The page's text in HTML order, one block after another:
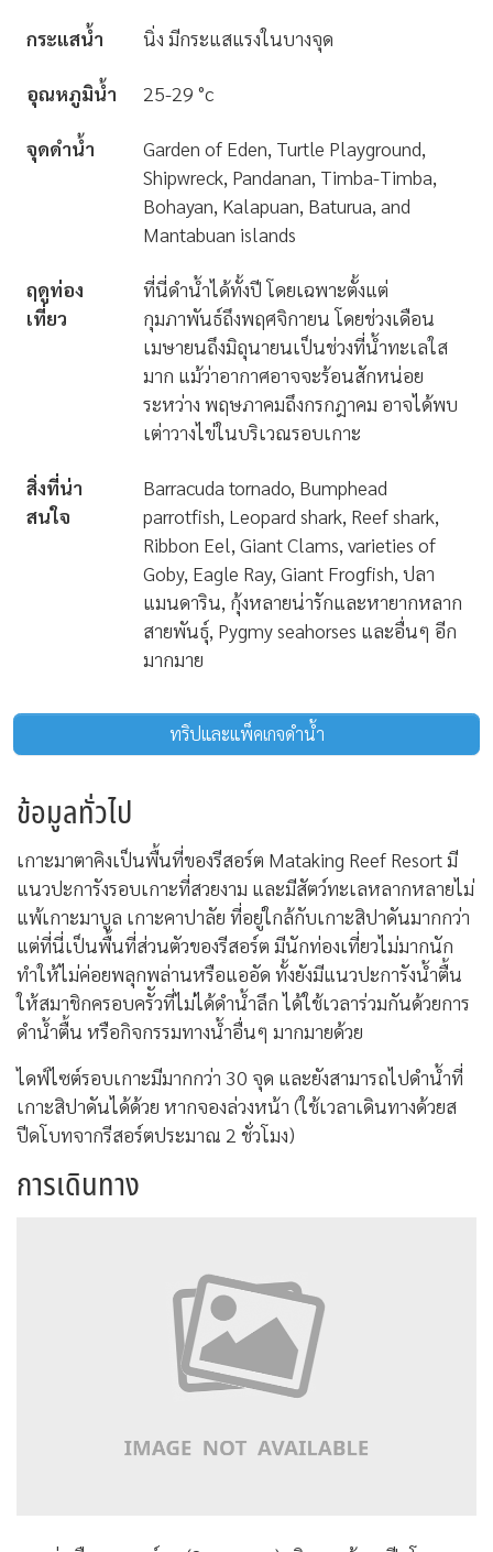
กระแสน้ำ นิ่ง มีกระแสแรงในบางจุด
อุณหภูมิน้ำ 25-29 °c
จุดดำน้ำ
Garden of Eden, Turtle Playground,
Shipwreck, Pandanan, Timba-Timba,
Bohayan, Kalapuan, Baturua, and
Mantabuan islands
ฤดูท่อง
เที่ยว
ที่นี่ดำน้ำได้ทั้งปี โดยเฉพาะตั้งแต่
กุมภาพันธ์ถึงพฤศจิกายน โดยช่วงเดือน
เมษายนถึงมิถุนายนเป็นช่วงที่น้ำทะเลใส
มาก แม้ว่าอากาศอาจจะร้อนสักหน่อย
ระหว่าง พฤษภาคมถึงกรกฎาคม อาจได้พบ
เต่าวางไข่ในบริเวณรอบเกาะ
สิ่งที่น่า
สนใจ
Barracuda tornado, Bumphead
parrotfish, Leopard shark, Reef shark,
Ribbon Eel, Giant Clams, varieties of
Goby, Eagle Ray, Giant Frogfish, ปลา
แมนดาริน, กุ้งหลายน่ารักและหายากหลาก
สายพันธุ์, Pygmy seahorses และอื่นๆ อีก
มากมาย
ทริปและแพ็คเกจดำน้ำ
ข้อมูลทั่วไป
เกาะมาตาคิงเป็นพื้นที่ของรีสอร์ต Mataking Reef Resort มี
แนวปะการังรอบเกาะที่สวยงาม และมีสัตว์ทะเลหลากหลายไม่
แพ้เกาะมาบูล เกาะคาปาลัย ที่อยู่ใกล้กับเกาะสิปาดันมากกว่า
แต่ที่นี่เป็นพื้นที่ส่วนตัวของรีสอร์ต มีนักท่องเที่ยวไม่มากนัก
ทำให้ไม่ค่อยพลุกพล่านหรือแออัด ทั้งยังมีแนวปะการังน้ำตื้น
ให้สมาชิกครอบครััวที่ไม่ได้ดำน้ำลึก ได้ใช้เวลาร่วมกันด้วยการ
ดำน้ำตื้น หรือกิจกรรมทางน้ำอื่นๆ มากมายด้วย
ไดฟ์ไซต์รอบเกาะมีมากกว่า 30 จุด และยังสามารถไปดำน้ำที่
เกาะสิปาดันได้ด้วย หากจองล่วงหน้า (ใช้เวลาเดินทางด้วยส
ปีดโบทจากรีสอร์ตประมาณ 2 ชั่วโมง)
การเดินทาง